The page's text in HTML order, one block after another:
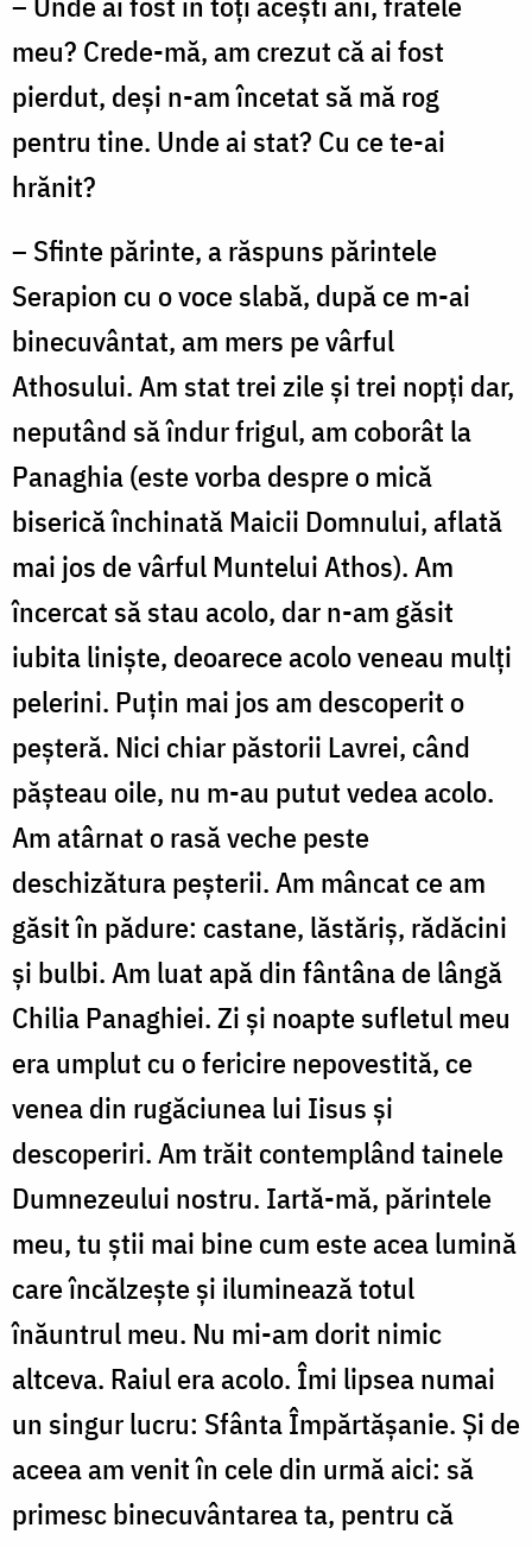
meu? Crede-mă, am crezut că ai fost
pierdut, deşi n-am încetat să mă rog
pentru tine. Unde ai stat? Cu ce te-ai
hrănit?
– Sfinte părinte, a răspuns părintele
Serapion cu o voce slabă, după ce m-ai
binecuvântat, am mers pe vârful
Athosului. Am stat trei zile şi trei nopţi dar,
neputând să îndur frigul, am coborât la
Panaghia (este vorba despre o mică
biserică închinată Maicii Domnului, aflată
mai jos de vârful Muntelui Athos). Am
încercat să stau acolo, dar n-am găsit
iubita linişte, deoarece acolo veneau mulţi
pelerini. Puţin mai jos am descoperit o
peşteră. Nici chiar păstorii Lavrei, când
păşteau oile, nu m-au putut vedea acolo.
Am atârnat o rasă veche peste
deschizătura peşterii. Am mâncat ce am
găsit în pădure: castane, lăstăriş, rădăcini
şi bulbi. Am luat apă din fântâna de lângă
Chilia Panaghiei. Zi şi noapte sufletul meu
era umplut cu o fericire nepovestită, ce
venea din rugăciunea lui Iisus şi
descoperiri. Am trăit contemplând tainele
Dumnezeului nostru. Iartă-mă, părintele
meu, tu ştii mai bine cum este acea lumină
care încălzeşte şi iluminează totul
înăuntrul meu. Nu mi-am dorit nimic
altceva. Raiul era acolo. Îmi lipsea numai
un singur lucru: Sfânta Împărtăşanie. Şi de
aceea am venit în cele din urmă aici: să
primesc binecuvântarea ta, pentru că